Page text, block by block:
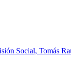
Social, Tomás